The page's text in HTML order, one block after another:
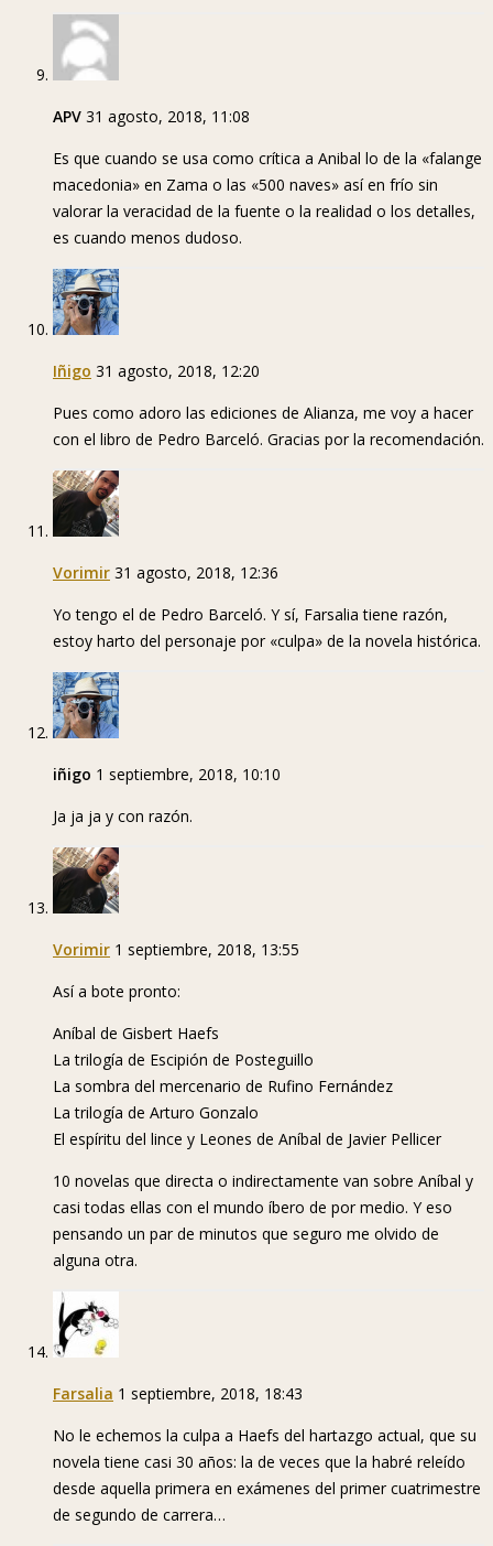
APV 31 agosto, 2018, 11:08
Es que cuando se usa como crítica a Anibal lo de la «falange
macedonia» en Zama o las «500 naves» así en frío sin
valorar la veracidad de la fuente o la realidad o los detalles,
es cuando menos dudoso.
Iñigo 31 agosto, 2018, 12:20
Pues como adoro las ediciones de Alianza, me voy a hacer
con el libro de Pedro Barceló. Gracias por la recomendación.
Vorimir 31 agosto, 2018, 12:36
Yo tengo el de Pedro Barceló. Y sí, Farsalia tiene razón,
estoy harto del personaje por «culpa» de la novela histórica.
iñigo 1 septiembre, 2018, 10:10
Ja ja ja y con razón.
Vorimir 1 septiembre, 2018, 13:55
Así a bote pronto:
Aníbal de Gisbert Haefs
La trilogía de Escipión de Posteguillo
La sombra del mercenario de Rufino Fernández
La trilogía de Arturo Gonzalo
El espíritu del lince y Leones de Aníbal de Javier Pellicer
10 novelas que directa o indirectamente van sobre Aníbal y
casi todas ellas con el mundo íbero de por medio. Y eso
pensando un par de minutos que seguro me olvido de
alguna otra.
Farsalia 1 septiembre, 2018, 18:43
No le echemos la culpa a Haefs del hartazgo actual, que su
novela tiene casi 30 años: la de veces que la habré releído
desde aquella primera en exámenes del primer cuatrimestre
de segundo de carrera…